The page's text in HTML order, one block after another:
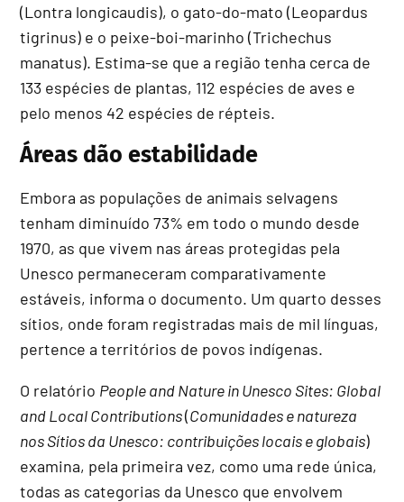
(Lontra longicaudis), o gato-do-mato (Leopardus
tigrinus) e o peixe-boi-marinho (Trichechus
manatus). Estima-se que a região tenha cerca de
133 espécies de plantas, 112 espécies de aves e
pelo menos 42 espécies de répteis.
Áreas dão estabilidade
Embora as populações de animais selvagens
tenham diminuído 73% em todo o mundo desde
1970, as que vivem nas áreas protegidas pela
Unesco permaneceram comparativamente
estáveis, informa o documento. Um quarto desses
sítios, onde foram registradas mais de mil línguas,
pertence a territórios de povos indígenas.
O relatório People and Nature in Unesco Sites: Global
and Local Contributions(Comunidades e natureza
nos Sítios da Unesco: contribuições locais e globais)
examina, pela primeira vez, como uma rede única,
todas as categorias da Unesco que envolvem